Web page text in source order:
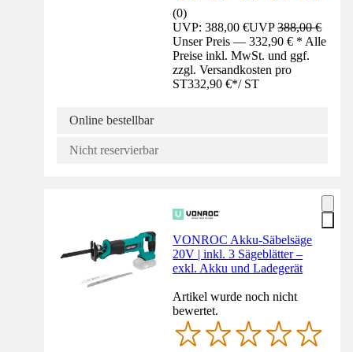
(0)
UVP: 388,00 €UVP388,00 €
Unser Preis — 332,90 € * Alle
Preise inkl. MwSt. und ggf.
zzgl. Versandkosten pro
ST332,90 €*/ ST
Online bestellbar
Nicht reservierbar
VONROC Akku-Säbelsäge
20V | inkl. 3 Sägeblätter –
exkl. Akku und Ladegerät
Artikel wurde noch nicht
bewertet.